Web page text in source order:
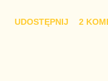
trwało pół roku, lokal do
UDOSTĘPNIJ 2